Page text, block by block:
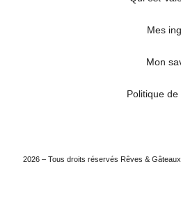
Mes
Mon
Politique
2026 – Tous droits réservés Rêves &